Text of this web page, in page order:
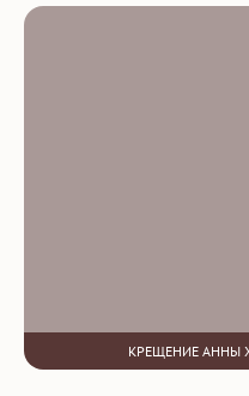
КРЕЩЕНИЕ АННЫ